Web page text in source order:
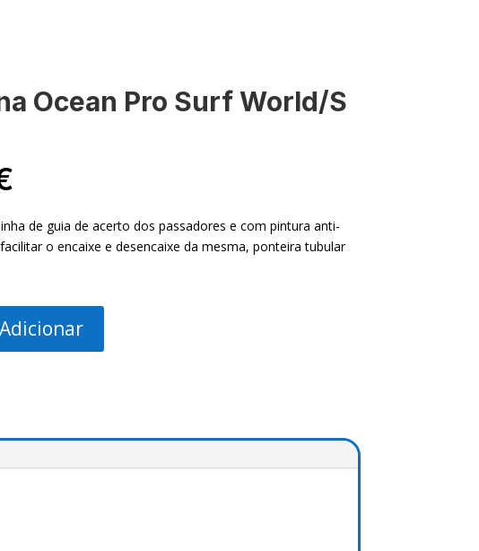
Ocean Pro Surf World/S
de guia de acerto dos passadores e com pintura anti-
o encaixe e desencaixe da mesma, ponteira tubular
Adicionar